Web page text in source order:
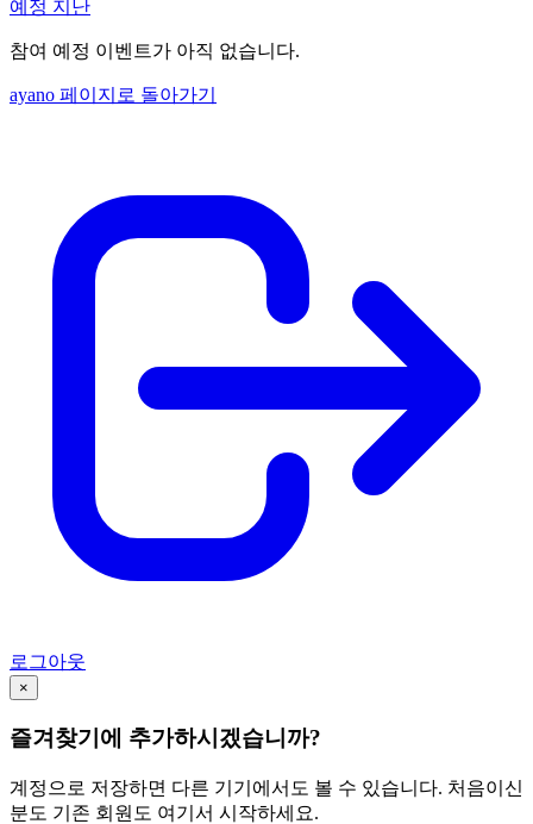
예정 지난
참여 예정 이벤트가 아직 없습니다.
ayano 페이지로 돌아가기
로그아웃
×
즐겨찾기에 추가하시겠습니까?
계정으로 저장하면 다른 기기에서도 볼 수 있습니다. 처음이신
분도 기존 회원도 여기서 시작하세요.